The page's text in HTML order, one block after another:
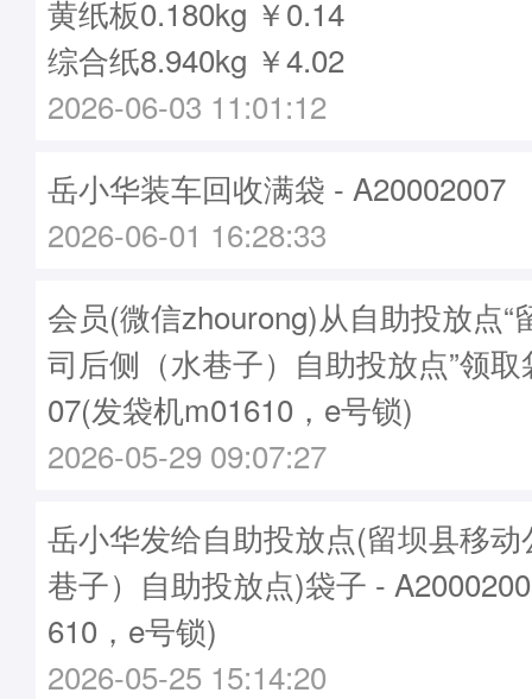
黄纸板0.180kg ￥0.14
综合纸8.940kg ￥4.02
2026-06-03 11:01:12
岳小华装车回收满袋 - A20002007
2026-06-01 16:28:33
会员(微信zhourong)从自助投放点“
司后侧（水巷子）自助投放点”领
07(发袋机m01610，e号锁)
2026-05-29 09:07:27
岳小华发给自助投放点(留坝县移
巷子）自助投放点)袋子 -
610，e号锁)
2026-05-25 15:14:20